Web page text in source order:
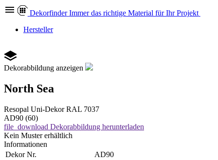
Dekorfinder Immer das richtige Material für Ihr Projekt
Hersteller
Dekorabbildung anzeigen
North Sea
Resopal Uni-Dekor RAL 7037
AD90 (60)
file_download Dekorabbildung herunterladen
Kein Muster erhältlich
Informationen
Dekor Nr.
AD90